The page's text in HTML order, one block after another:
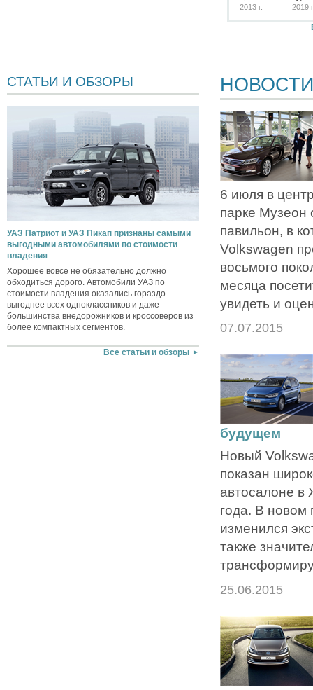
2013 г.
2019
СТАТЬИ И ОБЗОРЫ
УАЗ Патриот и УАЗ Пикап признаны самыми
выгодными автомобилями по стоимости
владения
Хорошее вовсе не обязательно должно
обходиться дорого. Автомобили УАЗ по
стоимости владения оказались гораздо
выгоднее всех одноклассников и даже
большинства внедорожников и кроссоверов из
более компактных сегментов.
Все статьи и обзоры
НОВОСТИ
6 июля в
парке Музеон
павильон, в
Volkswagen
восьмого
месяца
увидеть и
07.07.2015
будущем
Новый
показан
автосалоне в
года. В новом
изменился
также
25.06.2015